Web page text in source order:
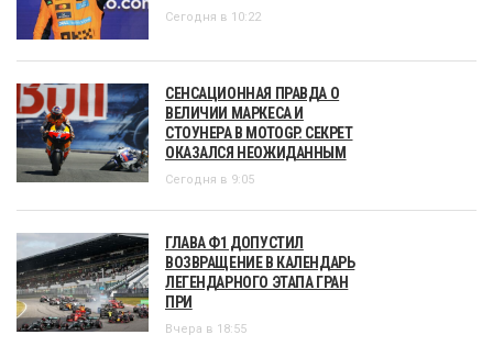
Сегодня в 10:22
СЕНСАЦИОННАЯ ПРАВДА О
ВЕЛИЧИИ МАРКЕСА И
СТОУНЕРА В MOTOGP. СЕКРЕТ
ОКАЗАЛСЯ НЕОЖИДАННЫМ
Сегодня в 9:05
ГЛАВА Ф1 ДОПУСТИЛ
ВОЗВРАЩЕНИЕ В КАЛЕНДАРЬ
ЛЕГЕНДАРНОГО ЭТАПА ГРАН
ПРИ
Вчера в 18:55